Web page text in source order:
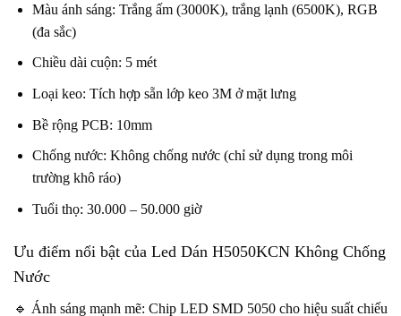
Màu ánh sáng: Trắng ấm (3000K), trắng lạnh (6500K), RGB
(đa sắc)
Chiều dài cuộn: 5 mét
Loại keo: Tích hợp sẵn lớp keo 3M ở mặt lưng
Bề rộng PCB: 10mm
Chống nước: Không chống nước (chỉ sử dụng trong môi
trường khô ráo)
Tuổi thọ: 30.000 – 50.000 giờ
Ưu điểm nổi bật của Led Dán H5050KCN Không Chống
Nước
🔹 Ánh sáng mạnh mẽ: Chip LED SMD 5050 cho hiệu suất chiếu